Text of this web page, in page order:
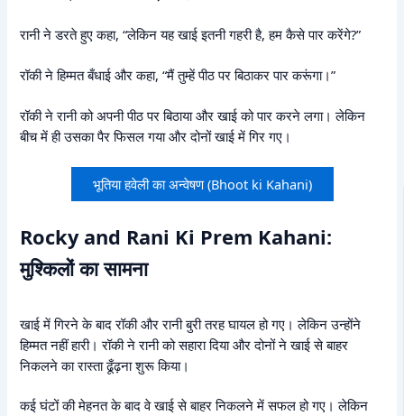
रानी ने डरते हुए कहा, “लेकिन यह खाई इतनी गहरी है, हम कैसे पार करेंगे?”
रॉकी ने हिम्मत बँधाई और कहा, “मैं तुम्हें पीठ पर बिठाकर पार करूंगा।”
रॉकी ने रानी को अपनी पीठ पर बिठाया और खाई को पार करने लगा। लेकिन
बीच में ही उसका पैर फिसल गया और दोनों खाई में गिर गए।
भूतिया हवेली का अन्वेषण (Bhoot ki Kahani)
Rocky and Rani Ki Prem Kahani:
मुश्किलों का सामना
खाई में गिरने के बाद रॉकी और रानी बुरी तरह घायल हो गए। लेकिन उन्होंने
हिम्मत नहीं हारी। रॉकी ने रानी को सहारा दिया और दोनों ने खाई से बाहर
निकलने का रास्ता ढूँढ़ना शुरू किया।
कई घंटों की मेहनत के बाद वे खाई से बाहर निकलने में सफल हो गए। लेकिन